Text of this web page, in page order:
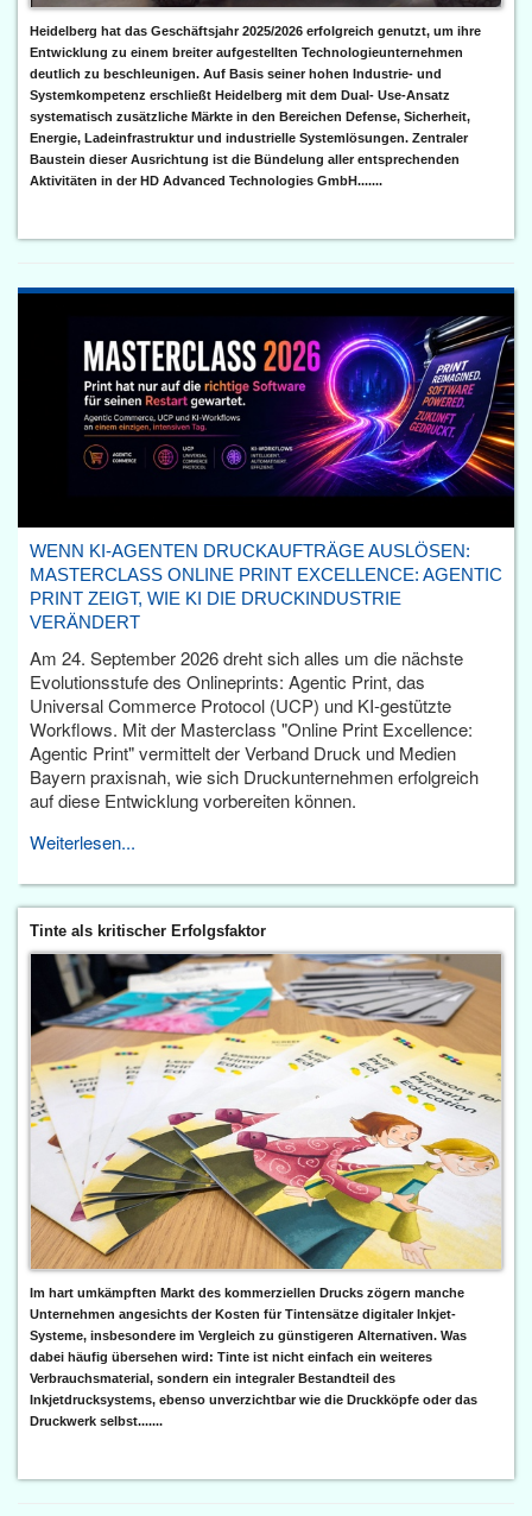
Heidelberg hat das Geschäftsjahr 2025/2026 erfolgreich genutzt, um ihre
Entwicklung zu einem breiter aufgestellten Technologieunternehmen
deutlich zu beschleunigen. Auf Basis seiner hohen Industrie- und
Systemkompetenz erschließt Heidelberg mit dem Dual- Use-Ansatz
systematisch zusätzliche Märkte in den Bereichen Defense, Sicherheit,
Energie, Ladeinfrastruktur und industrielle Systemlösungen. Zentraler
Baustein dieser Ausrichtung ist die Bündelung aller entsprechenden
Aktivitäten in der HD Advanced Technologies GmbH.......
WENN KI-AGENTEN DRUCKAUFTRÄGE AUSLÖSEN:
MASTERCLASS ONLINE PRINT EXCELLENCE: AGENTIC
PRINT ZEIGT, WIE KI DIE DRUCKINDUSTRIE
VERÄNDERT
Am 24. September 2026 dreht sich alles um die nächste
Evolutionsstufe des Onlineprints: Agentic Print, das
Universal Commerce Protocol (UCP) und KI-gestützte
Workflows. Mit der Masterclass "Online Print Excellence:
Agentic Print" vermittelt der Verband Druck und Medien
Bayern praxisnah, wie sich Druckunternehmen erfolgreich
auf diese Entwicklung vorbereiten können.
Weiterlesen...
Tinte als kritischer Erfolgsfaktor
Im hart umkämpften Markt des kommerziellen Drucks zögern manche
Unternehmen angesichts der Kosten für Tintensätze digitaler Inkjet-
Systeme, insbesondere im Vergleich zu günstigeren Alternativen. Was
dabei häufig übersehen wird: Tinte ist nicht einfach ein weiteres
Verbrauchsmaterial, sondern ein integraler Bestandteil des
Inkjetdrucksystems, ebenso unverzichtbar wie die Druckköpfe oder das
Druckwerk selbst.......